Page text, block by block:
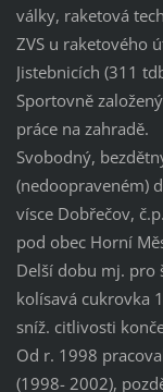
války, raketová
ZVS u raketového
Jistebnicích (311
Sportovně
práce na zahradě.
Svobodný,
(nedoopraveném)
vísce Dobřečov,
pod obec Horní
Delší dobu mj. pro
kolísavá cukrovka
sníž. citlivosti
Od r. 1998
(1998- 2002),